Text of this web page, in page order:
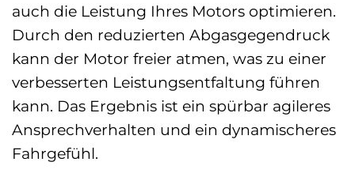
auch die Leistung Ihres Motors optimieren.
Durch den reduzierten Abgasgegendruck
kann der Motor freier atmen, was zu einer
verbesserten Leistungsentfaltung führen
kann. Das Ergebnis ist ein spürbar agileres
Ansprechverhalten und ein dynamischeres
Fahrgefühl.